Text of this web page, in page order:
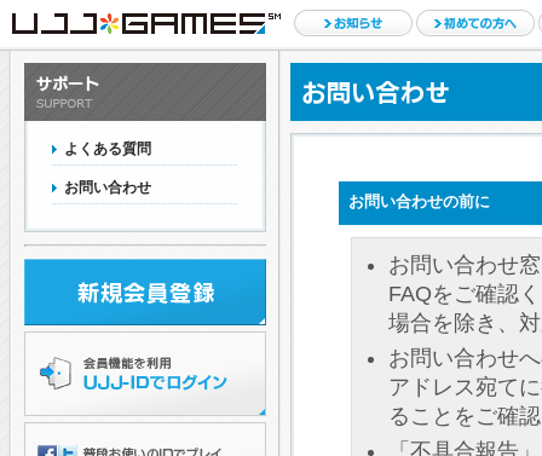
よくある質問
お問い合わせ
お問い合わせの前に
お問い合わせ
FAQをご確認
場合を除き、
お問い合わせ
アドレス宛て
ることをご確
「不具合報告